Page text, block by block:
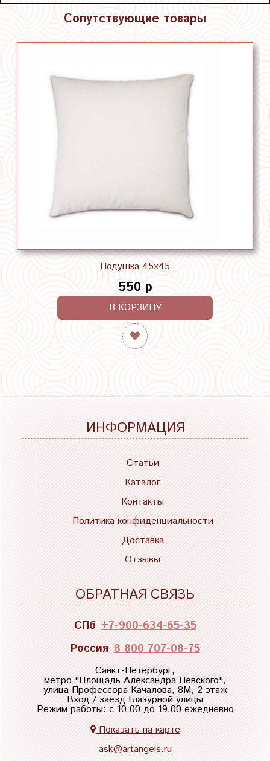
Сопутствующие товары
Подушка 45х45
550 р
В КОРЗИНУ
ИНФОРМАЦИЯ
Статьи
Каталог
Контакты
Политика конфиденциальности
Доставка
Отзывы
ОБРАТНАЯ СВЯЗЬ
СПб +7-900-634-65-35
Россия 8 800 707-08-75
Санкт-Петербург,
метро "Площадь Александра Невского",
улица Профессора Качалова, 8М, 2 этаж
Вход / заезд Глазурной улицы
Режим работы: с 10.00 до 19.00 ежедневно
Показать на карте
ask@artangels.ru